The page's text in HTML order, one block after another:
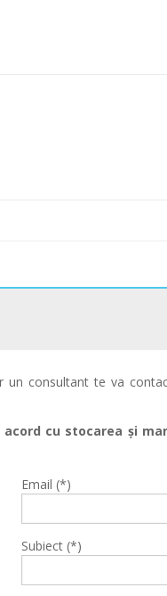
consultant te va
cu stocarea și
Email (*)
Subiect (*)